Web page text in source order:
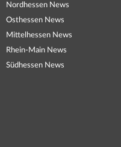
Nordhessen News
Osthessen News
Mittelhessen News
Rhein-Main News
Südhessen News